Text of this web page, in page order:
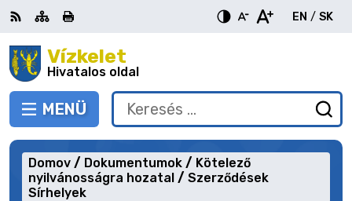
Ugrás
a
tartalomraVízkelet
Hivatalos oldal
VÁLTÁS
MENÜ
RSS Oldaltérkép
Nyomtatás
EN
English
/ SK
Keresés:
be
a
Domov Dokumentumok
Kötelező
nyilvánosságra hozatal
Szerződések
Sírhelyek